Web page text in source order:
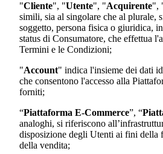
"Cliente", "Utente", "Acquirente",
simili, sia al singolare che al plurale,
soggetto, persona fisica o giuridica,
status di Consumatore, che effettua
Termini e le Condizioni;
"Account" indica l'insieme dei dati
che consentono l'accesso alla
forniti;
“Piattaforma E-Commerce”, “
analoghi, si riferiscono
disposizione degli Utenti ai fini della
della vendita;